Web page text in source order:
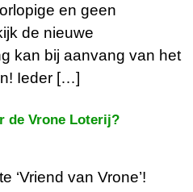
en geen
de nieuwe
kan bij aanvang van het
Ieder […]
de Vrone Loterij?
‘Vriend van Vrone’!